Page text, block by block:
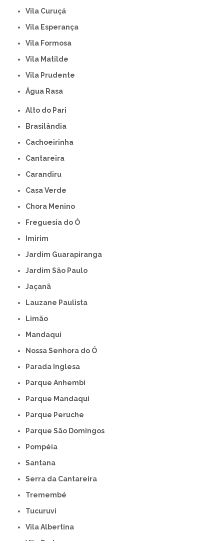
Vila Curuçá
Vila Esperança
Vila Formosa
Vila Matilde
Vila Prudente
Água Rasa
Alto do Pari
Brasilândia
Cachoeirinha
Cantareira
Carandiru
Casa Verde
Chora Menino
Freguesia do Ó
Imirim
Jardim Guarapiranga
Jardim São Paulo
Jaçanã
Lauzane Paulista
Limão
Mandaqui
Nossa Senhora do Ó
Parada Inglesa
Parque Anhembi
Parque Mandaqui
Parque Peruche
Parque São Domingos
Pompéia
Santana
Serra da Cantareira
Tremembé
Tucuruvi
Vila Albertina